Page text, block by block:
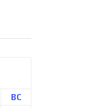
ВС